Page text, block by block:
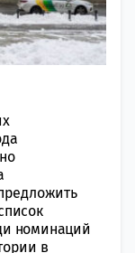
номинаций
в